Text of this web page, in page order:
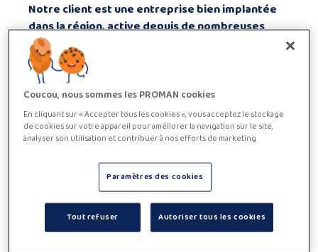
Notre client est une entreprise bien implantée
dans la région, active depuis de nombreuses
années dans le secteur automobile.
Dans le cadre du renforcement de son équipe,
notre client est à la recherche d’un
automobile expérimenté (h/f/x).
Description de fonction
En tant que mécanicien/ne, vous intervenez de manière
Le diagnostic des pannes mécaniques, électriques et
électroniques
L’entretien courant des véhicules (vidange, freins,
Coucou, nous sommes les PROMAN cookies
En cliquant sur « Accepter tous les cookies », vous acceptez le stockage
de cookies sur votre appareil pour améliorer la navigation sur le site,
analyser son utilisation et contribuer à nos efforts de marketing.
Paramètres des cookies
Tout refuser Autoriser tous les cookies